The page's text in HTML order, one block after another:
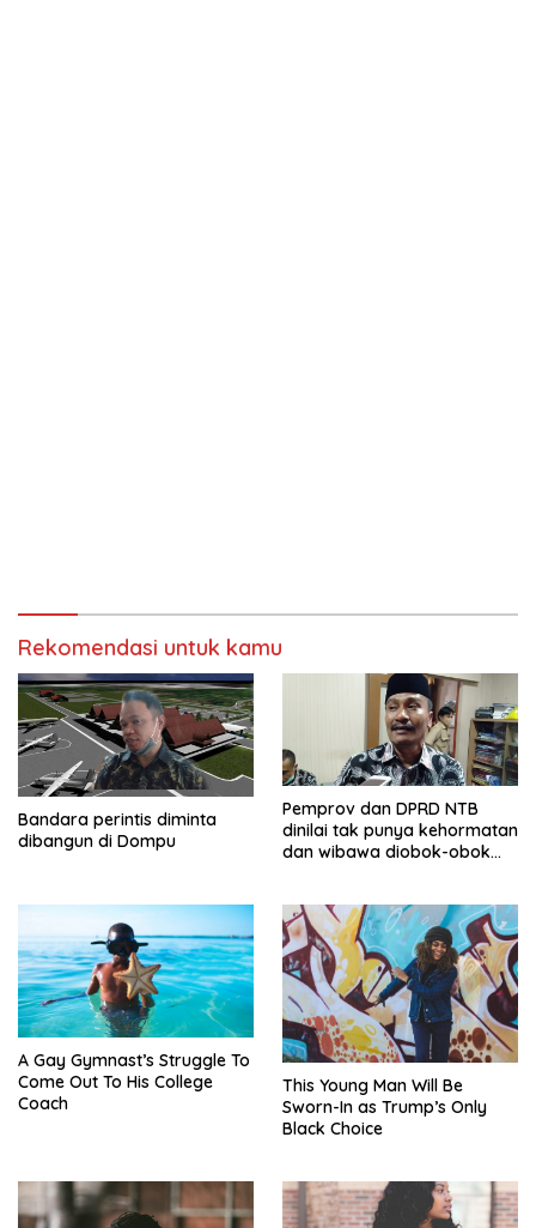
Rekomendasi untuk kamu
Bandara perintis diminta
dibangun di Dompu
Pemprov dan DPRD NTB
dinilai tak punya kehormatan
dan wibawa diobok-obok
A Gay Gymnast’s Struggle To
Come Out To His College
Coach
This Young Man Will Be
Sworn-In as Trump’s Only
Black Choice